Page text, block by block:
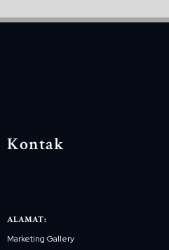
Kontak
ALAMAT:
Marketing Gallery